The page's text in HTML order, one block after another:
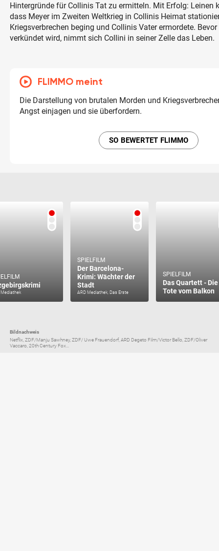
Hintergründe für Collinis Tat zu ermitteln. Mit Erfolg: Leinen
dass Meyer im Zweiten Weltkrieg in Collinis Heimat
Kriegsverbrechen beging und Collinis Vater ermordete.
verkündet wird, nimmt sich Collini in seiner Zelle das Leben.
FLIMMO meint
Die Darstellung von brutalen Morden und
Angst einjagen und sie überfordern.
SO BEWERTET FLIMMO
Mediathek
SPIELFILM
Der Barcelona-
Krimi: Wächter der
Stadt
ARD Mediathek, Das Erste
SPIELFILM
Das Quartett - Die
Tote vom Balkon
Bildnachweis
Netflix, ZDF/Manju Sawhney, ZDF/ Uwe Frauendorf, ARD Degeto Film/Victor Bello, ZDF/Oliver
Vaccaro, 20th Century Fox...